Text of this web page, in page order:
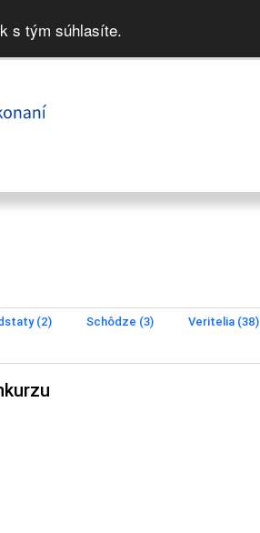
s tým súhlasíte.
(2) Schôdze (3) Veritelia (38)